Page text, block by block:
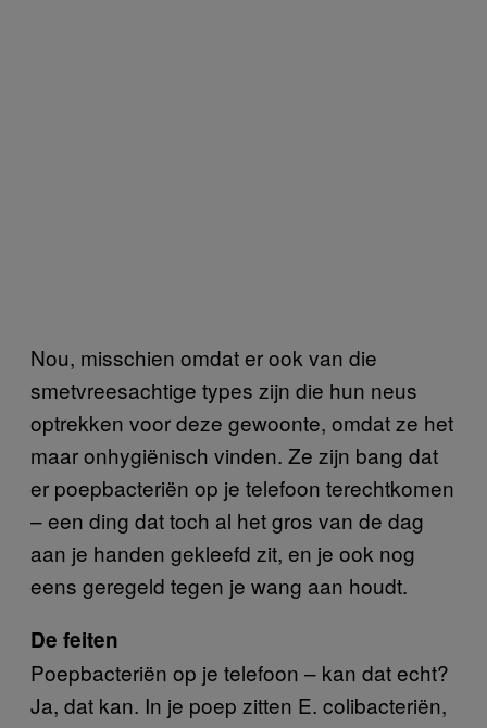
Nou, misschien omdat er ook van die
smetvreesachtige types zijn die hun neus
optrekken voor deze gewoonte, omdat ze het
maar onhygiënisch vinden. Ze zijn bang dat
er poepbacteriën op je telefoon terechtkomen
– een ding dat toch al het gros van de dag
aan je handen gekleefd zit, en je ook nog
eens geregeld tegen je wang aan houdt.
De feiten
Poepbacteriën op je telefoon – kan dat echt?
Ja, dat kan. In je poep zitten E. colibacteriën,